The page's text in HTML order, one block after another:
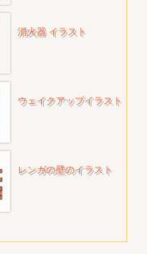
消火器 イラスト
ウェイクアップイラスト
レンガの壁のイラスト